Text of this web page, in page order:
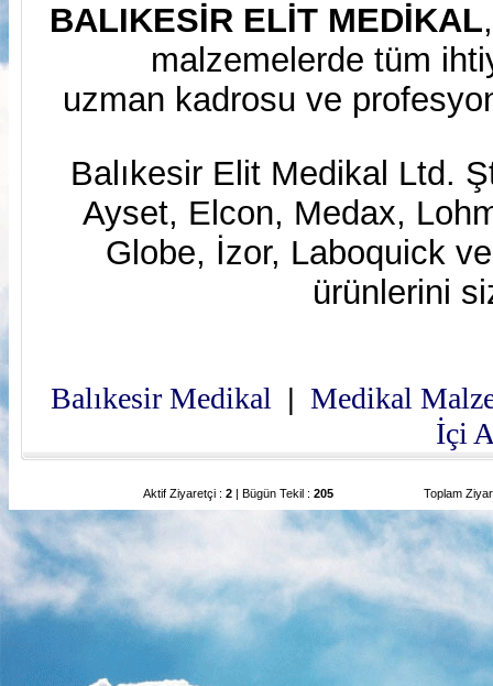
BALIKESİR ELİT MEDİKAL
malzemelerde tüm
uzman kadrosu ve
Balıkesir Elit Medikal Ltd.
Ayset, Elcon, Medax,
Globe, İzor, Laboquick
ürünlerini
Balıkesir Medikal | Medikal
İçi
Aktif Ziyaretçi : 2 | Bügün Tekil : 205 Toplam